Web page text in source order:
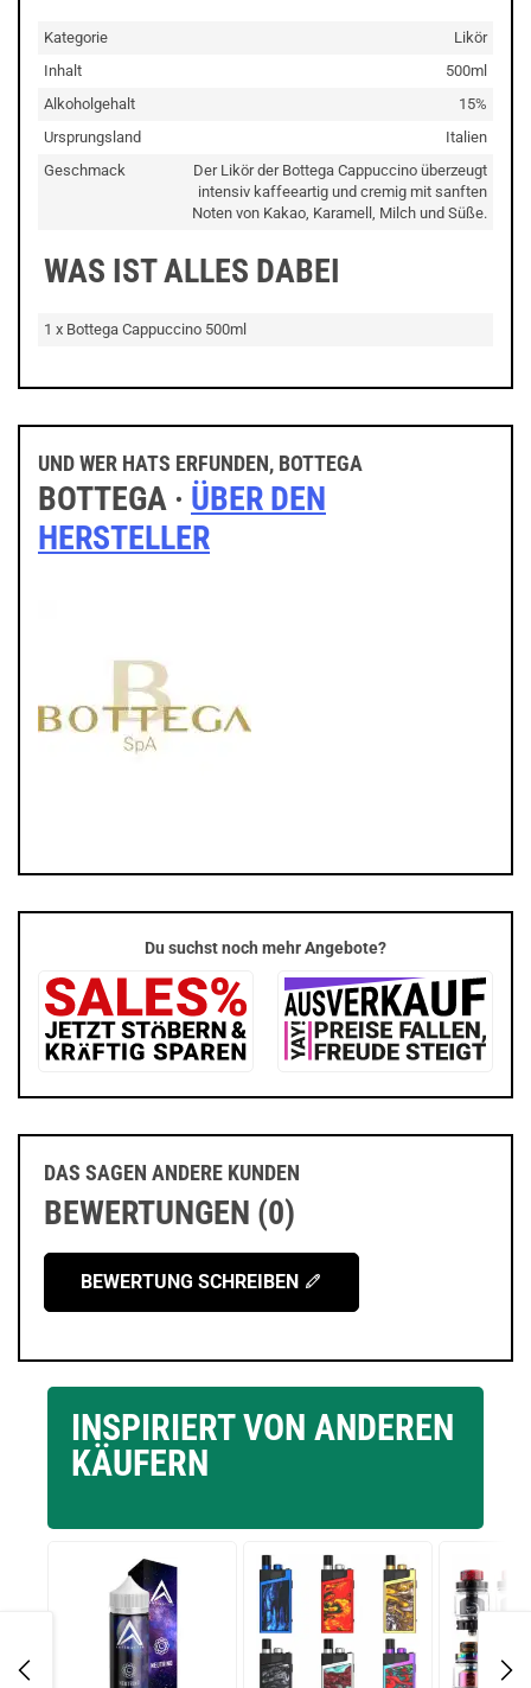
Kategorie
Likör
Inhalt
500ml
Alkoholgehalt
15%
Ursprungsland
Italien
Geschmack
Der Likör der Bottega Cappuccino überzeugt
intensiv kaffeeartig und cremig mit sanften
Noten von Kakao, Karamell, Milch und Süße.
WAS IST ALLES DABEI
1 x Bottega Cappuccino 500ml
UND WER HATS ERFUNDEN, BOTTEGA
BOTTEGA · ÜBER DEN
HERSTELLER
Du suchst noch mehr Angebote?
DAS SAGEN ANDERE KUNDEN
BEWERTUNGEN (0)
BEWERTUNG SCHREIBEN
INSPIRIERT VON ANDEREN
KÄUFERN